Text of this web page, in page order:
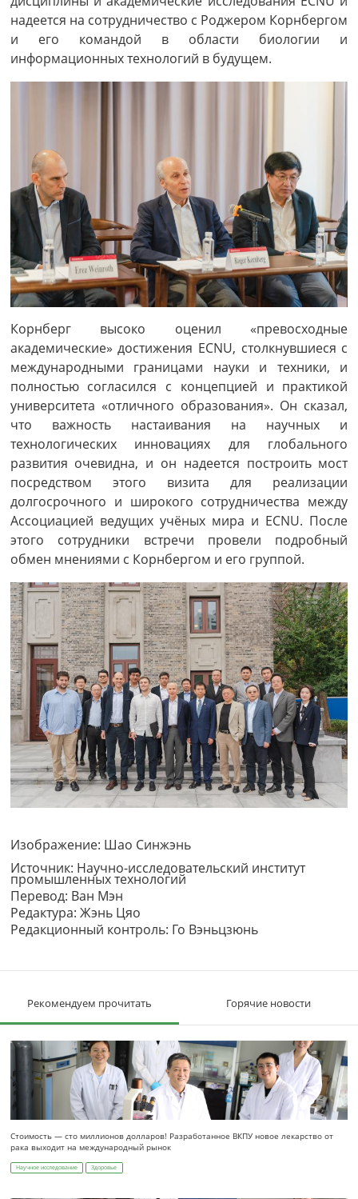
надеется на сотрудничество с Роджером Корнбергом
и его командой в области биологии и
информационных технологий в будущем.
Корнберг высоко оценил «превосходные
академические» достижения ECNU, столкнувшиеся с
международными границами науки и техники, и
полностью согласился с концепцией и практикой
университета «отличного образования». Он сказал,
что важность настаивания на научных и
технологических инновациях для глобального
развития очевидна, и он надеется построить мост
посредством этого визита для реализации
долгосрочного и широкого сотрудничества между
Ассоциацией ведущих учёных мира и ECNU. После
этого сотрудники встречи провели подробный
обмен мнениями с Корнбергом и его группой.
Изображение: Шао Синжэнь
Источник: Научно-исследовательский институт
промышленных технологий
Перевод: Ван Мэн
Редактура: Жэнь Цяо
Редакционный контроль: Го Вэньцзюнь
Рекомендуем прочитать Горячие новости
Стоимость — сто миллионов долларов! Разработанное ВКПУ новое лекарство от
рака выходит на международный рынок
Научное исследование Здоровье